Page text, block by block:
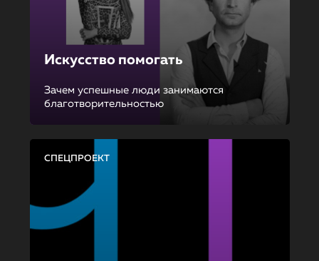
Искусство помогать
Зачем успешные люди занимаются
благотворительностью
СПЕЦПРОЕКТ